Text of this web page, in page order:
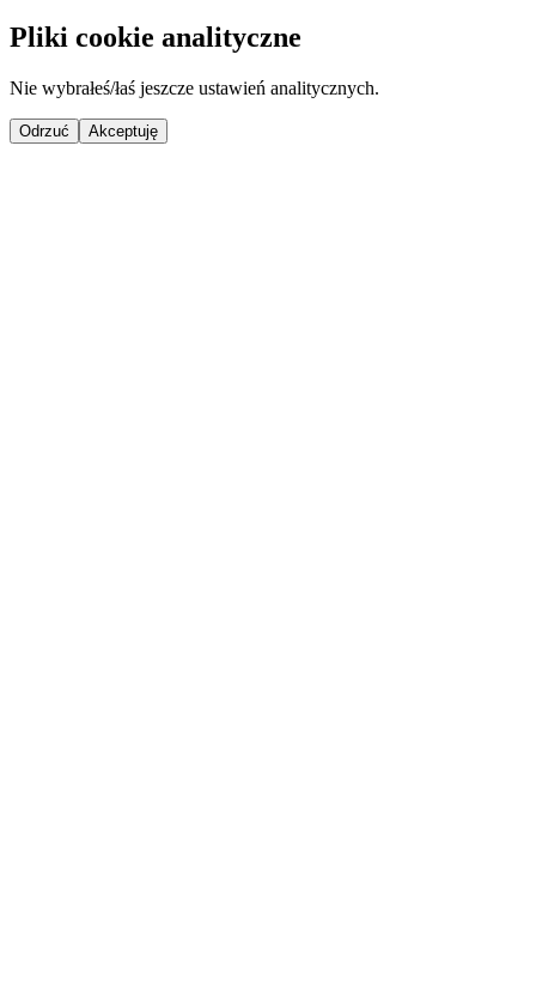
Pliki cookie analityczne
Nie wybrałeś/łaś jeszcze ustawień analitycznych.
Odrzuć Akceptuję